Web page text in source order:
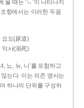
올 때는 ‘ㄴ’이 나타나지
항에서는 이러한 두음
요도(尿道)
익사(溺死)
, 뇨, 뉴, 니’를 포함하고
는다. 이는 의존 명사는
하나의 단위를 구성하